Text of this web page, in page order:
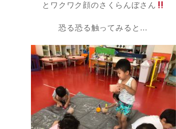
とワクワク顔のさくらんぼさん
恐る恐る触ってみると…